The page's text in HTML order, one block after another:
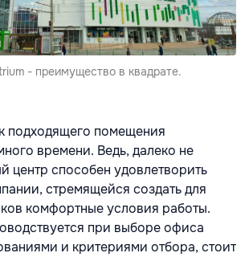
- преимущество в квадрате.
подходящего помещения
времени. Ведь, далеко не
центр способен удовлетворить
стремящейся создать для
комфортные условия работы.
при выборе офиса
и критериями отбора, стоит